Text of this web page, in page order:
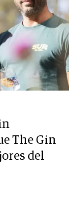
The Gin
del